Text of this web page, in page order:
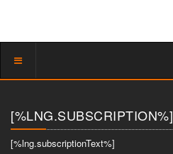
Показать
[%LNG.SUBSCRIPTION%]
[%lng.subscriptionText%]